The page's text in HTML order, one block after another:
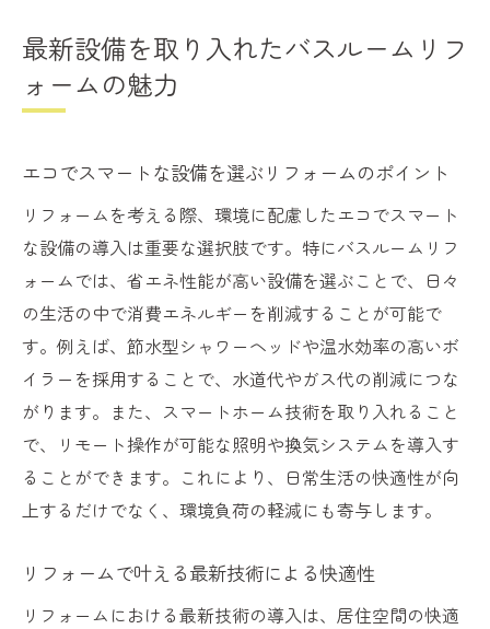
最新設備を取り入れたバスルームリフ
ォームの魅力
エコでスマートな設備を選ぶリフォームのポイント
リフォームを考える際、環境に配慮したエコでスマート
な設備の導入は重要な選択肢です。特にバスルームリフ
ォームでは、省エネ性能が高い設備を選ぶことで、日々
の生活の中で消費エネルギーを削減することが可能で
す。例えば、節水型シャワーヘッドや温水効率の高いボ
イラーを採用することで、水道代やガス代の削減につな
がります。また、スマートホーム技術を取り入れること
で、リモート操作が可能な照明や換気システムを導入す
ることができます。これにより、日常生活の快適性が向
上するだけでなく、環境負荷の軽減にも寄与します。
リフォームで叶える最新技術による快適性
リフォームにおける最新技術の導入は、居住空間の快適